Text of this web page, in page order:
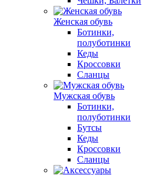
Женская обувь
Ботинки,
полуботинки
Кеды
Кроссовки
Сланцы
Мужская обувь
Ботинки,
полуботинки
Бутсы
Кеды
Кроссовки
Сланцы